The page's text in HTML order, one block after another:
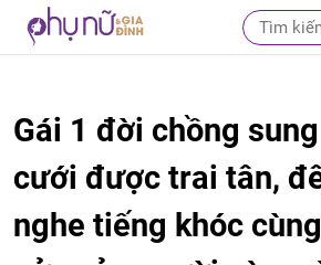
Gái 1 đời chồng
cưới được trai tân,
nghe tiếng khóc